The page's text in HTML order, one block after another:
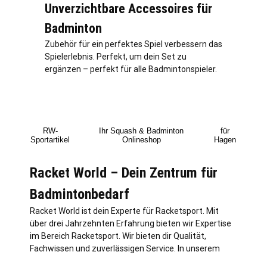
Unverzichtbare Accessoires für
Badminton
Zubehör für ein perfektes Spiel verbessern das
Spielerlebnis. Perfekt, um dein Set zu
ergänzen – perfekt für alle Badmintonspieler.
RW-
Sportartikel
Ihr Squash & Badminton
Onlineshop
für
Hagen
Racket World – Dein Zentrum für
Badmintonbedarf
Racket World ist dein Experte für Racketsport. Mit
über drei Jahrzehnten Erfahrung bieten wir Expertise
im Bereich Racketsport. Wir bieten dir Qualität,
Fachwissen und zuverlässigen Service. In unserem